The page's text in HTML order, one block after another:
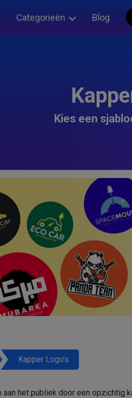
Categorieën Blog
Kies een
Kapper Logo's
het publiek door een